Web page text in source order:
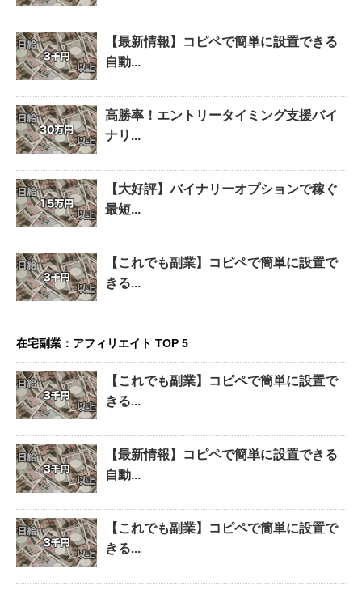
【最新情報】コピペで簡単に設置できる
自動...
高勝率！エントリータイミング支援バイ
ナリ...
【大好評】バイナリーオプションで稼ぐ
最短...
【これでも副業】コピペで簡単に設置で
きる...
在宅副業：アフィリエイト TOP 5
【これでも副業】コピペで簡単に設置で
きる...
【最新情報】コピペで簡単に設置できる
自動...
【これでも副業】コピペで簡単に設置で
きる...